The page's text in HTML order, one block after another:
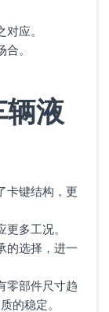
应。
。
辆液
卡键结构，更
多工况。
的选择，进一
零部件尺寸趋
的稳定。